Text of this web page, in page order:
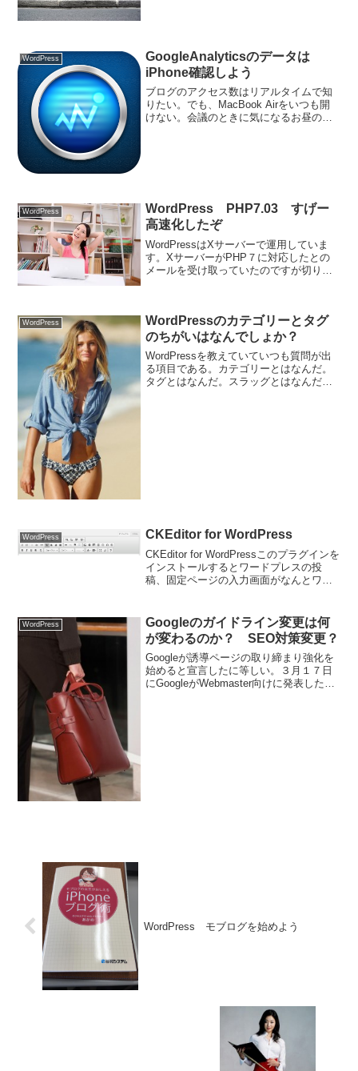
WordPress
GoogleAnalyticsのデータは
iPhone確認しよう
ブログのアクセス数はリアルタイムで知
りたい。でも、MacBook Airをいつも開
けない。会議のときに気になるお昼のア
WordPress
WordPress PHP7.03 すげー
高速化したぞ
WordPressはXサーバーで運用していま
す。XサーバーがPHP７に対応したとの
メールを受け取っていたのですが切り替
すげー高速化し...
WordPress
WordPressのカテゴリーとタグ
のちがいはなんでしょか？
WordPressを教えていていつも質問が出
る項目である。カテゴリーとはなんだ。
タグとはなんだ。スラッグとはなんだ。
WordPress CKEditor for WordPress
CKEditor for WordPressこのプラグインを
インストールするとワードプレスの投
稿、固定ページの入力画面がなんとワー
WordPress
Googleのガイドライン変更は何
が変わるのか？ SEO対策変更？
Googleが誘導ページの取り締まり強化を
始めると宣言したに等しい。３月１７日
にGoogleがWebmaster向けに発表したガ
WordPress モブログを始めよう